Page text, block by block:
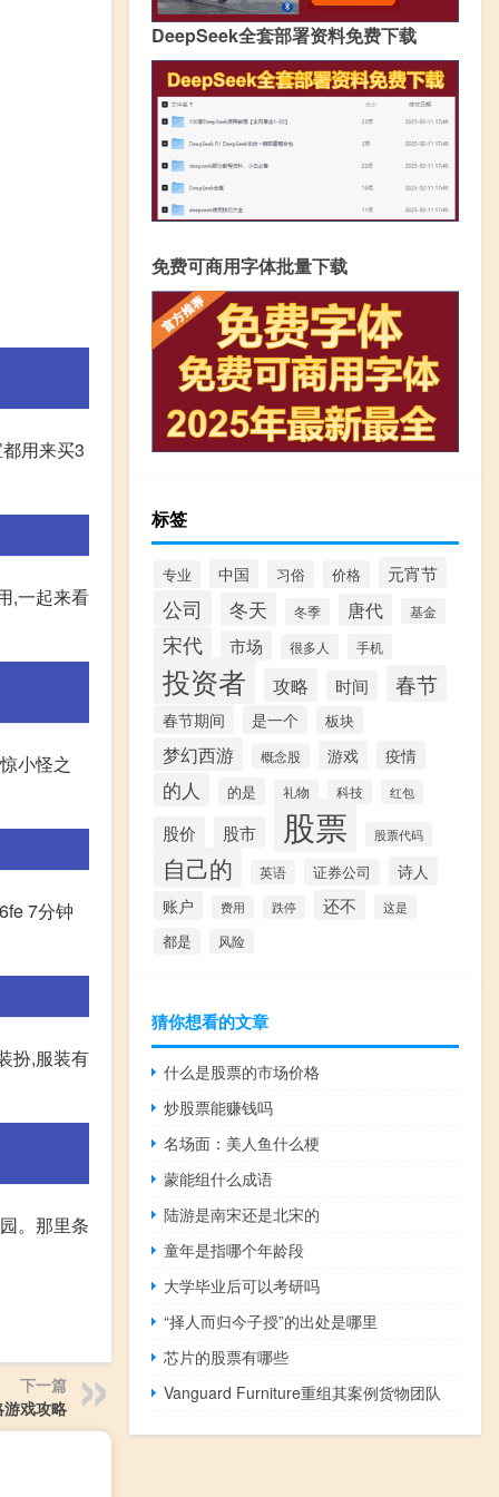
用来买3
,一起来看
小怪之
7分钟
扮,服装有
。那里条
下一篇
戏攻略
DeepSeek全套部署资料免费下载
免费可商用字体批量下载
标签
专业 中国 习俗 价格 元宵节
公司 冬天 冬季 唐代 基金
宋代 市场 很多人 手机
投资者 攻略 时间 春节
春节期间 是一个 板块
梦幻西游 概念股 游戏 疫情
的人 的是 礼物 科技 红包
股价 股市 股票 股票代码
自己的 英语 证券公司
诗人
账户
费用 跌停 还不 这是
都是 风险
猜你想看的文章
什么是股票的市场价格
炒股票能赚钱吗
名场面：美人鱼什么梗
蒙能组什么成语
陆游是南宋还是北宋的
童年是指哪个年龄段
大学毕业后可以考研吗
“择人而归今子授”的出处是哪里
芯片的股票有哪些
Vanguard Furniture重组其案例货物团队